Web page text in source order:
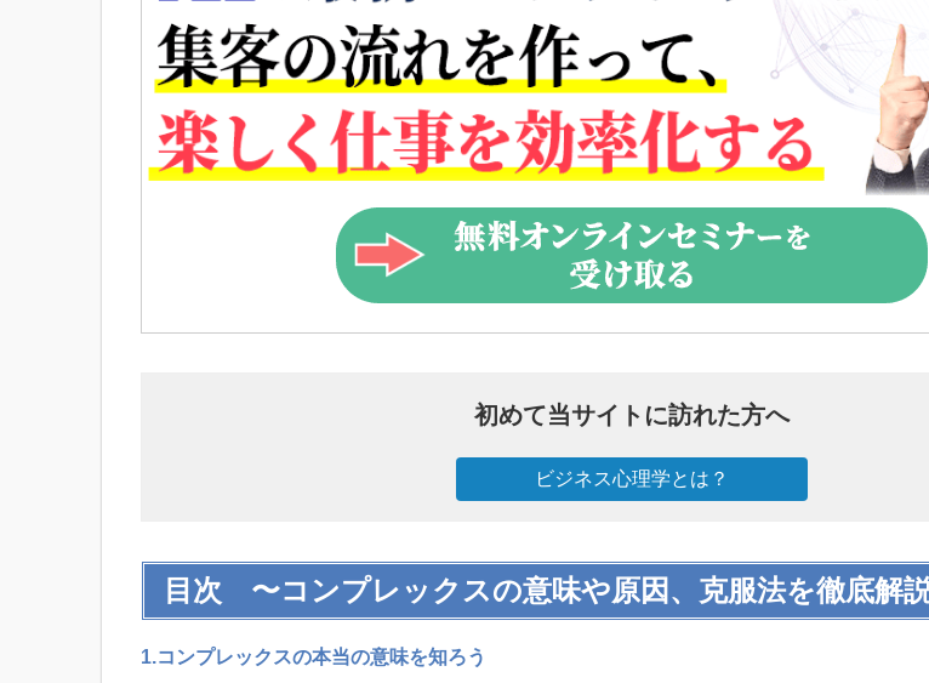
初めて当サイトに訪れた方へ
ビジネス心理学とは？
目次 〜コンプレックスの意味や原因、克服法を徹底解
1.コンプレックスの本当の意味を知ろう